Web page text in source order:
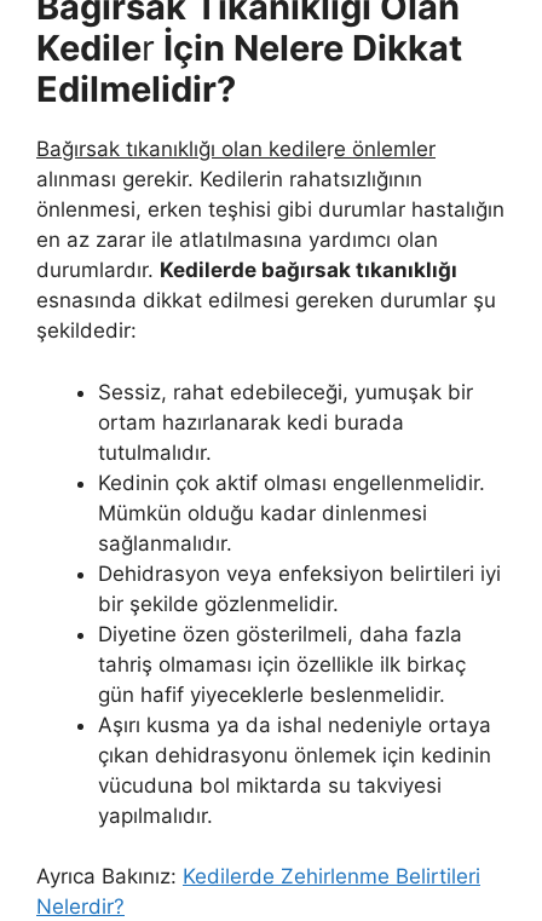
Kediler İçin Nelere Dikkat
Edilmelidir?
Bağırsak tıkanıklığı olan kedilere önlemler
alınması gerekir. Kedilerin rahatsızlığının
önlenmesi, erken teşhisi gibi durumlar hastalığın
en az zarar ile atlatılmasına yardımcı olan
durumlardır. Kedilerde bağırsak tıkanıklığı
esnasında dikkat edilmesi gereken durumlar şu
şekildedir:
Sessiz, rahat edebileceği, yumuşak bir
ortam hazırlanarak kedi burada
tutulmalıdır.
Kedinin çok aktif olması engellenmelidir.
Mümkün olduğu kadar dinlenmesi
sağlanmalıdır.
Dehidrasyon veya enfeksiyon belirtileri iyi
bir şekilde gözlenmelidir.
Diyetine özen gösterilmeli, daha fazla
tahriş olmaması için özellikle ilk birkaç
gün hafif yiyeceklerle beslenmelidir.
Aşırı kusma ya da ishal nedeniyle ortaya
çıkan dehidrasyonu önlemek için kedinin
vücuduna bol miktarda su takviyesi
yapılmalıdır.
Ayrıca Bakınız: Kedilerde Zehirlenme Belirtileri
Nelerdir?